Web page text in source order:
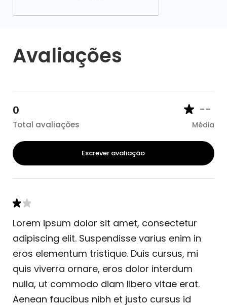
Avaliações
0
Total avaliações
--
Média
Escrever avaliação
Lorem ipsum dolor sit amet, consectetur
adipiscing elit. Suspendisse varius enim in
eros elementum tristique. Duis cursus, mi
quis viverra ornare, eros dolor interdum
nulla, ut commodo diam libero vitae erat.
Aenean faucibus nibh et justo cursus id